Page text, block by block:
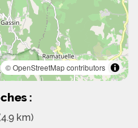
© OpenStreetMap contributors
:
km)